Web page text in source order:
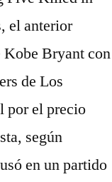
el anterior
Kobe Bryant con
de Los
por el precio
según
en un partido